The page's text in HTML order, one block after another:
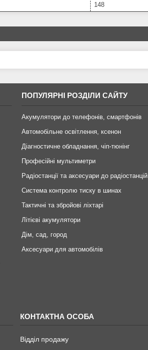
148
ПОПУЛЯРНІ РОЗДІЛИ САЙТУ
Акумулятори до телефонів, смартфонів
Автомобільне освітлення, ксенон
Діагностичне обладнання, чіп-тюнінг
Професійні мультиметри
Радіостанції та аксесуари до радіостанцій
Система контролю тиску в шинах
Тактичні та збройові ліхтарі
Літієві акумулятори
Дім, сад, город
Аксесуари для автомобілів
Відділ продажу